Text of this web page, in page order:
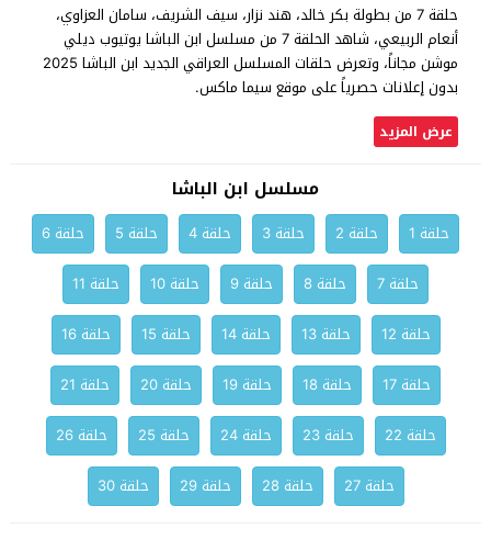
حلقة 7 من بطولة بكر خالد، هند نزار، سيف الشريف، سامان العزاوي،
أنعام الربيعي، شاهد الحلقة 7 من مسلسل ابن الباشا يوتيوب ديلي
موشن مجاناً، وتعرض حلقات المسلسل العراقي الجديد ابن الباشا 2025
بدون إعلانات حصرياً على موقع سيما ماكس.
عرض المزيد
مسلسل ابن الباشا
حلقة 1 حلقة 2 حلقة 3 حلقة 4 حلقة 5
حلقة 6
حلقة 7
حلقة 8 حلقة 9 حلقة 10
حلقة 11
حلقة 12
حلقة 13 حلقة 14 حلقة 15
حلقة 16
حلقة 17
حلقة 18 حلقة 19 حلقة 20
حلقة 21
حلقة 22
حلقة 23 حلقة 24 حلقة 25
حلقة 26
حلقة 27
حلقة 28 حلقة 29 حلقة 30